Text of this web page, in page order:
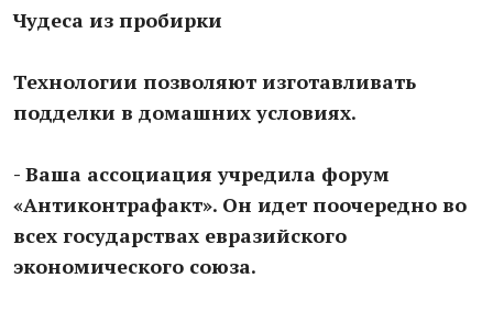
Чудеса из пробирки
Технологии позволяют изготавливать
подделки в домашних условиях.
- Ваша ассоциация учредила форум
«Антиконтрафакт». Он идет поочередно во
всех государствах евразийского
экономического союза.